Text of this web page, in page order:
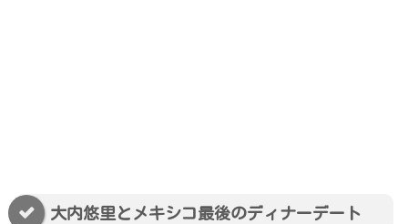
大内悠里とメキシコ最後のディナーデート